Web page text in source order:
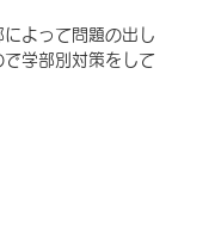
よって問題の出し
学部別対策をして